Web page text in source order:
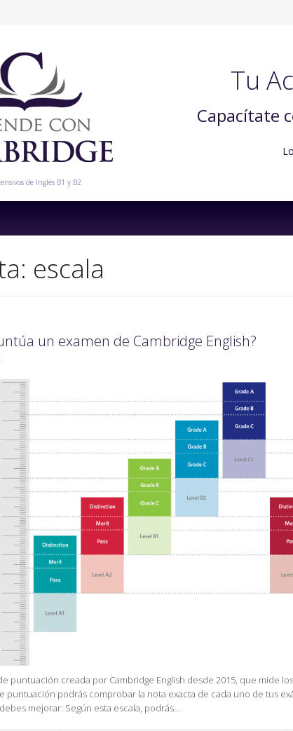
de Inglés B1 y B2
Tu
Capacítate
escala
un examen de Cambridge English?
puntuación creada por Cambridge English desde 2015, que mide
puntuación podrás comprobar la nota exacta de cada uno de tus
mejorar: Según esta escala, podrás…